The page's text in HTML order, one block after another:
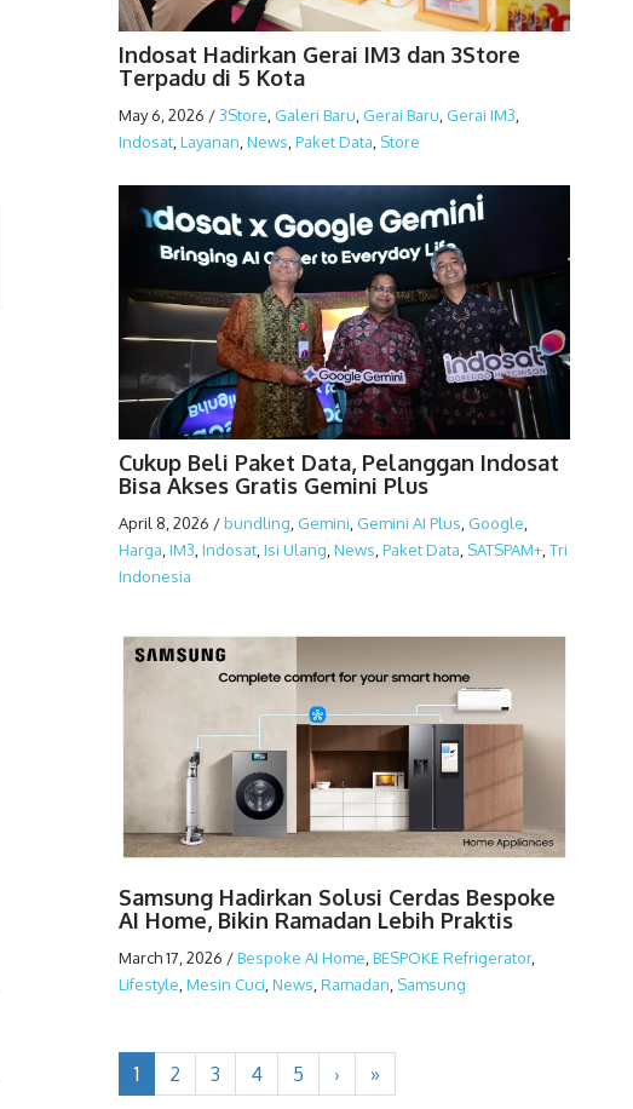
Indosat Hadirkan Gerai IM3 dan 3Store
Terpadu di 5 Kota
May 6, 2026 /3Store, Galeri Baru, Gerai Baru, Gerai IM3,
Indosat,Layanan,News,Paket Data, Store
Cukup Beli Paket Data, Pelanggan Indosat
Bisa Akses Gratis Gemini Plus
April 8, 2026 /bundling, Gemini, Gemini AI Plus, Google,
Harga,IM3,Indosat,Isi Ulang,News,Paket Data, SATSPAM+,Tri
Indonesia
Samsung Hadirkan Solusi Cerdas Bespoke
AI Home, Bikin Ramadan Lebih Praktis
March 17, 2026 /Bespoke AI Home,BESPOKE Refrigerator,
Lifestyle,Mesin Cuci,News,Ramadan, Samsung
1 2 3 4 5 › »